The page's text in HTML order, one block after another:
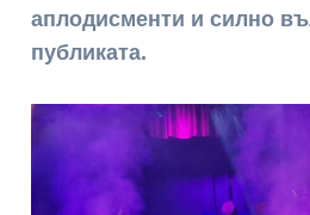
аплодисменти и силно
публиката.